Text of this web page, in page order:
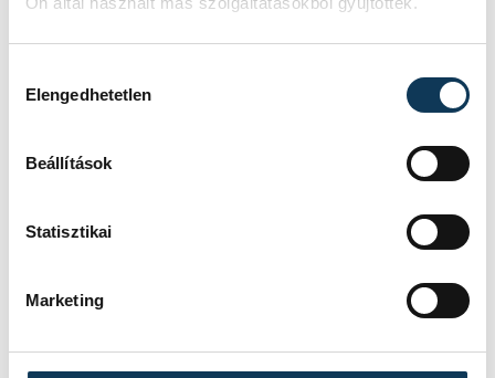
Elengedhetetlen
Beállítások
Statisztikai
Marketing